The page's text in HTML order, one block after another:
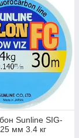
Sunline SIG-
мм 3.4 кг